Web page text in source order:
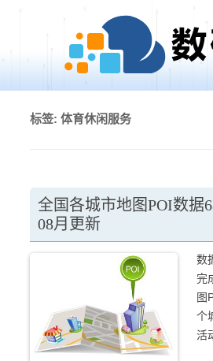
标签: 体育休闲服务
全国各城市地图POI数据
08月更新
数
完
图
个
活